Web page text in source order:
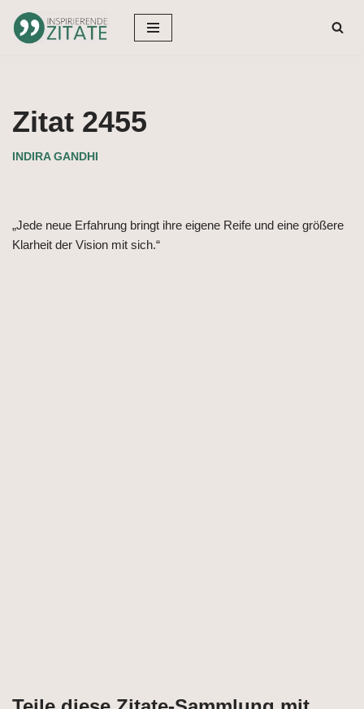
Zum
Zitat 2455
INDIRA GANDHI
„Jede neue Erfahrung bringt ihre eigene Reife und eine größere
Klarheit der Vision mit sich.“